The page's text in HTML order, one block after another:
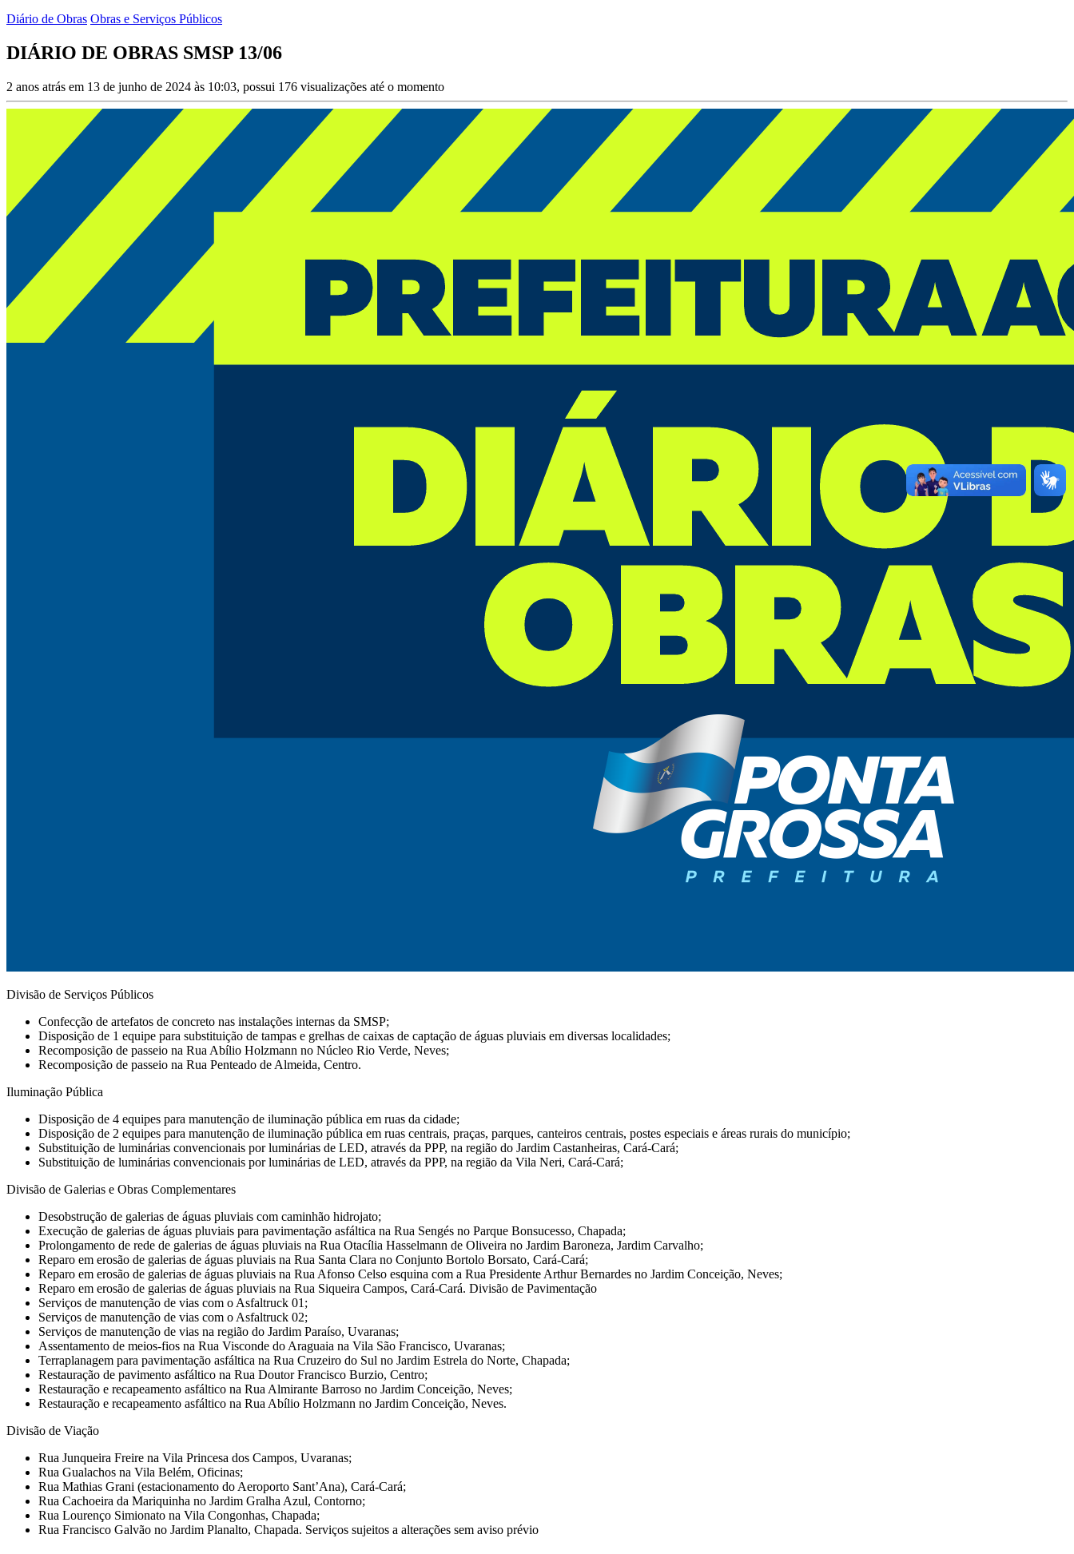
Diário de Obras Obras e Serviços Públicos
DIÁRIO DE OBRAS SMSP 13/06
2 anos atrás em 13 de junho de 2024 às 10:03, possui 176 visualizações até o momento
Divisão de Serviços Públicos
Confecção de artefatos de concreto nas instalações internas da SMSP;
Disposição de 1 equipe para substituição de tampas e grelhas de caixas de captação de águas pluviais em diversas localidades;
Recomposição de passeio na Rua Abílio Holzmann no Núcleo Rio Verde, Neves;
Recomposição de passeio na Rua Penteado de Almeida, Centro.
Iluminação Pública
Disposição de 4 equipes para manutenção de iluminação pública em ruas da cidade;
Disposição de 2 equipes para manutenção de iluminação pública em ruas centrais, praças, parques, canteiros centrais, postes especiais e áreas rurais do município;
Substituição de luminárias convencionais por luminárias de LED, através da PPP, na região do Jardim Castanheiras, Cará-Cará;
Substituição de luminárias convencionais por luminárias de LED, através da PPP, na região da Vila Neri, Cará-Cará;
Divisão de Galerias e Obras Complementares
Desobstrução de galerias de águas pluviais com caminhão hidrojato;
Execução de galerias de águas pluviais para pavimentação asfáltica na Rua Sengés no Parque Bonsucesso, Chapada;
Prolongamento de rede de galerias de águas pluviais na Rua Otacília Hasselmann de Oliveira no Jardim Baroneza, Jardim Carvalho;
Reparo em erosão de galerias de águas pluviais na Rua Santa Clara no Conjunto Bortolo Borsato, Cará-Cará;
Reparo em erosão de galerias de águas pluviais na Rua Afonso Celso esquina com a Rua Presidente Arthur Bernardes no Jardim Conceição, Neves;
Reparo em erosão de galerias de águas pluviais na Rua Siqueira Campos, Cará-Cará. Divisão de Pavimentação
Serviços de manutenção de vias com o Asfaltruck 01;
Serviços de manutenção de vias com o Asfaltruck 02;
Serviços de manutenção de vias na região do Jardim Paraíso, Uvaranas;
Assentamento de meios-fios na Rua Visconde do Araguaia na Vila São Francisco, Uvaranas;
Terraplanagem para pavimentação asfáltica na Rua Cruzeiro do Sul no Jardim Estrela do Norte, Chapada;
Restauração de pavimento asfáltico na Rua Doutor Francisco Burzio, Centro;
Restauração e recapeamento asfáltico na Rua Almirante Barroso no Jardim Conceição, Neves;
Restauração e recapeamento asfáltico na Rua Abílio Holzmann no Jardim Conceição, Neves.
Divisão de Viação
Rua Junqueira Freire na Vila Princesa dos Campos, Uvaranas;
Rua Gualachos na Vila Belém, Oficinas;
Rua Mathias Grani (estacionamento do Aeroporto Sant’Ana), Cará-Cará;
Rua Cachoeira da Mariquinha no Jardim Gralha Azul, Contorno;
Rua Lourenço Simionato na Vila Congonhas, Chapada;
Rua Francisco Galvão no Jardim Planalto, Chapada. Serviços sujeitos a alterações sem aviso prévio